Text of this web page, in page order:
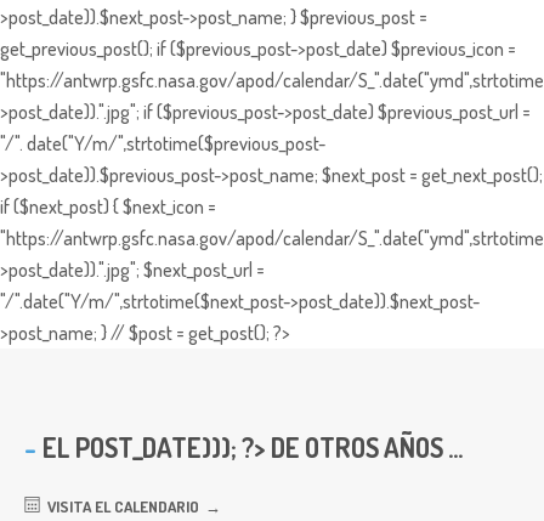
>post_date)).$next_post->post_name; } $previous_post =
get_previous_post(); if ($previous_post->post_date) $previous_icon =
"https://antwrp.gsfc.nasa.gov/apod/calendar/
>post_date)).".jpg"; if ($previous_post->post_date) $previous_post_url =
"/". date("Y/m/",strtotime($previous_post-
>post_date)).$previous_post->post_name; $next_post = get_next_post();
if ($next_post) { $next_icon =
"https://antwrp.gsfc.nasa.gov/apod/calendar/
>post_date)).".jpg"; $next_post_url =
"/".date("Y/m/",strtotime($next_post->post_date)).$next_post-
>post_name; } // $post = get_post(); ?>
EL POST_DATE))); ?> DE OTROS AÑOS ...
VISITA EL CALENDARIO